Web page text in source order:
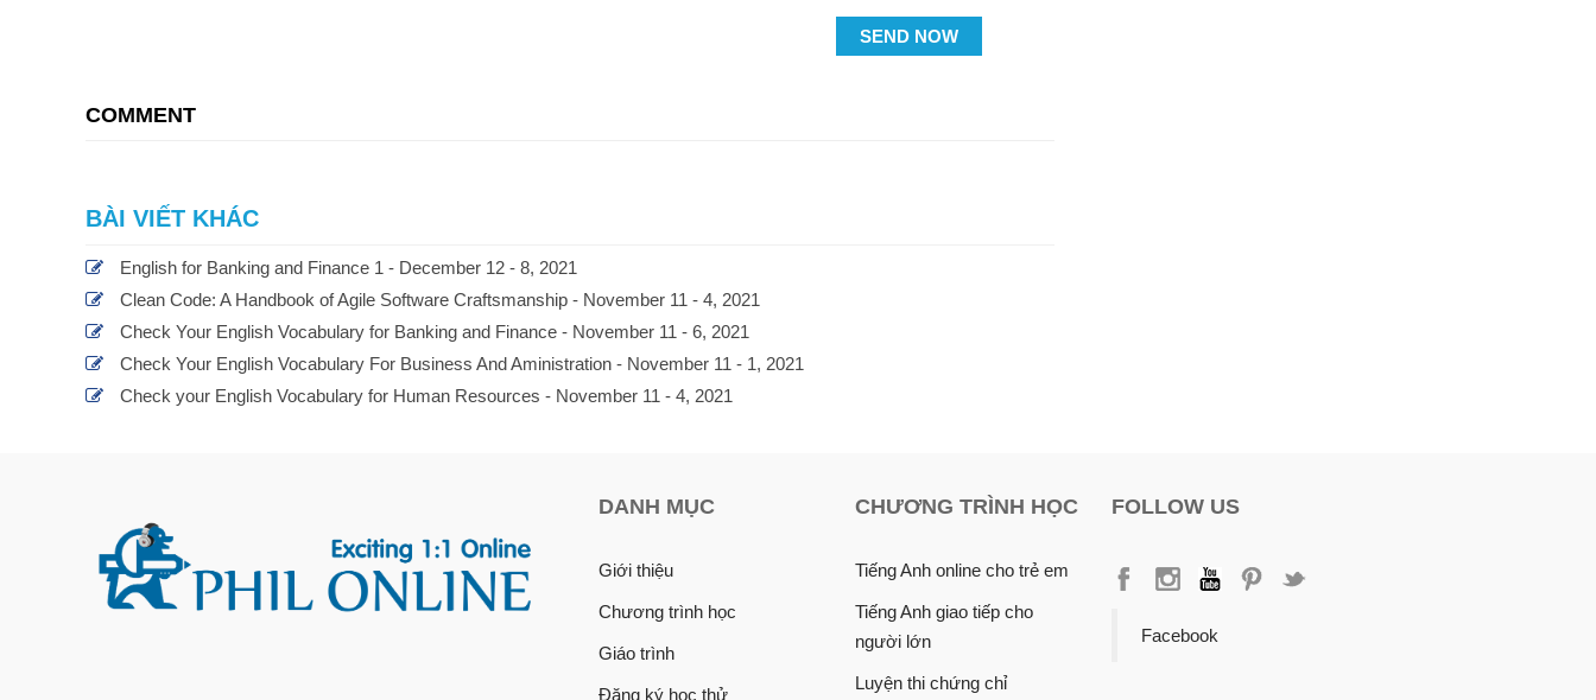
SEND NOW
COMMENT
BÀI VIẾT KHÁC
English for Banking and Finance 1 - December 12 - 8, 2021
Clean Code: A Handbook of Agile Software Craftsmanship - November 11 - 4, 2021
Check Your English Vocabulary for Banking and Finance - November 11 - 6, 2021
Check Your English Vocabulary For Business And Aministration - November 11 - 1, 2021
Check your English Vocabulary for Human Resources - November 11 - 4, 2021
DANH MỤC
Giới thiệu
Chương trình học
Giáo trình
Đăng ký học thử
CHƯƠNG TRÌNH HỌC
Tiếng Anh online cho trẻ em
Tiếng Anh giao tiếp cho
người lớn
Luyện thi chứng chỉ
FOLLOW US
Facebook